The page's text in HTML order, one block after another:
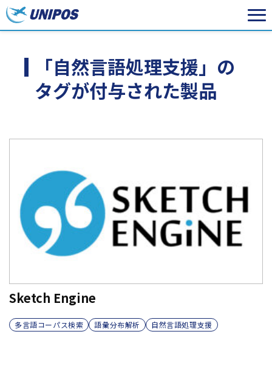
「自然言語処理支援」の
タグが付与された製品
Sketch Engine
多言語コーパス検索 語彙分布解析 自然言語処理支援